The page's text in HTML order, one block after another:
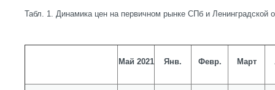
Табл. 1. Динамика цен на первичном рынке СПб и Ленинградской
Май 2021 Янв. Февр. Март